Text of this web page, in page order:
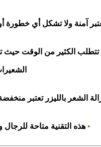
آمنة ولا تشكل أي خطورة
تتطلب الكثير من الوقت
الشعر بالليزر تعتبر
•هذه التقنية متاحة